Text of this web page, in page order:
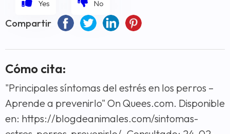
Compartir
Cómo cita:
"Principales síntomas del estrés en los perros –
Aprende a prevenirlo" On Quees.com. Disponible
en: https://blogdeanimales.com/sintomas-